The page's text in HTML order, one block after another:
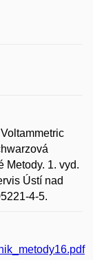
Metody. 1. vyd.
Ústí nad
4-5.